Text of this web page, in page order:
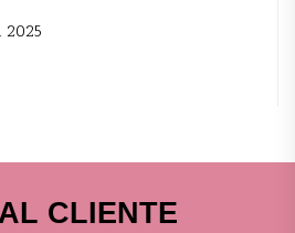
CLIENTE